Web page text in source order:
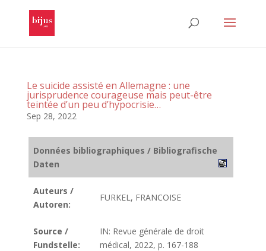
Le suicide assisté en Allemagne : une
jurisprudence courageuse mais peut-être
teintée d’un peu d’hypocrisie…
Sep 28, 2022
Données bibliographiques / Bibliografische
Daten
Auteurs /
Autoren:
FURKEL, FRANCOISE
Source /
Fundstelle:
IN: Revue générale de droit
médical, 2022, p. 167-188